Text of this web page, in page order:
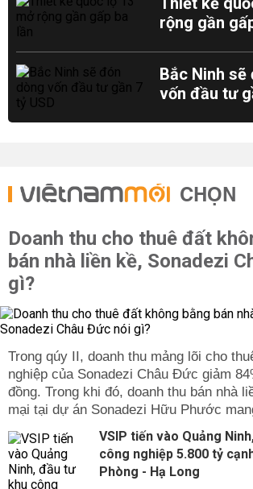
rộng gần
Bắc Ninh
vốn đầu tư
CHỌN
Doanh thu cho thuê đất
bán nhà liền kề, Sonadezi
gì?
Trong qúy II, doanh thu mảng lõi cho
nghiệp của Sonadezi Châu Đức giảm
đồng. Trong khi đó, doanh thu bán nhà
mại tại dự án Sonadezi Hữu Phước
VSIP tiến vào Quảng
công nghiệp 5.800 tỷ
Phòng - Hạ Long